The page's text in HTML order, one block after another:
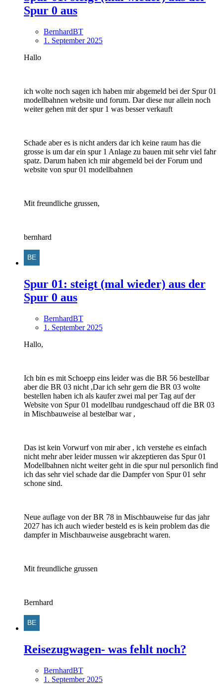
Spur 0 aus
BernhardBT
1. September 2025
Hallo
ich wolte noch sagen ich haben mir abgemeld bei der Spur 01
modellbahnen website und forum. Dar diese nur allein noch
weiter gehen mit der spur 1 was besser verkauft
Schade aber es is nicht anders dar ich keine raum has die
grosse is um dar ein spur 1 Anlage zu bauen mit sehr viel fahr
spatz. Darum haben ich mir abgemeld bei der Forum und
website von spur 01 modellbahnen
Mit freundliche grussen,
bernhard
Spur 01: steigt (mal wieder) aus der
Spur 0 aus
BernhardBT
1. September 2025
Hallo,
Ich bin es mit Schoepp eins leider was die BR 56 bestellbar
aber die BR 03 nicht ,Dar ich sehr gern die BR 03 wolte
bestellen haben ich als kaufer zwei mal per Tag auf der
Website von Spur 01 modellbau rundgeschaud off die BR 03
in Mischbauweise al bestelbar war ,
Das ist kein Vorwurf von mir aber , ich verstehe es einfach
nicht mehr aber leider mussen wir akzeptieren das Spur 01
Modellbahnen nicht weiter geht in die spur nul personlich find
ich das sehr viel schade dar die Dampfer von Spur 01 sehr
schone sind.
Neue auflage von der BR 78 in Mischbauweise fur das jahr
2027 has ich auch wieder besteld es is kein problem das die
dampfer in Mischbauweise ausgebracht waren.
Mit freundliche grussen
Bernhard
Reisezugwagen- was fehlt noch?
BernhardBT
1. September 2025